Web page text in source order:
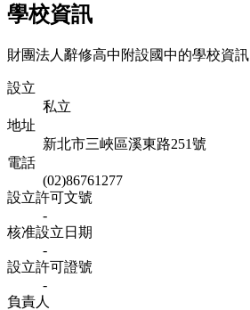
學校資訊
財團法人辭修高中附設國中的學校資訊
設立
私立
地址
新北市三峽區溪東路251號
電話
(02)86761277
設立許可文號
-
核准設立日期
-
設立許可證號
-
負責人